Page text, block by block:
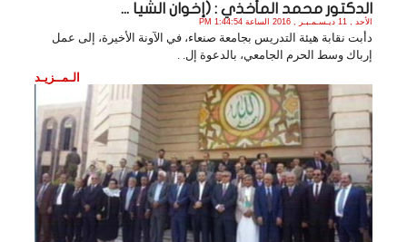
الدكتور محمد المأخذي : (إخوان الشيا ...
الأحد , 11 ديـسـمـبـر , 2016 الساعة 1:44:54 PM
دأبت نقابة هيئة التدريس بجامعة صنعاء، في الآونة الأخيرة، إلى عمل
إرباك وسط الحرم الجامعي، بالدعوة إل. .
الـمــزيـد